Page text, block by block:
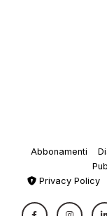
Abbonamenti
Privacy Policy